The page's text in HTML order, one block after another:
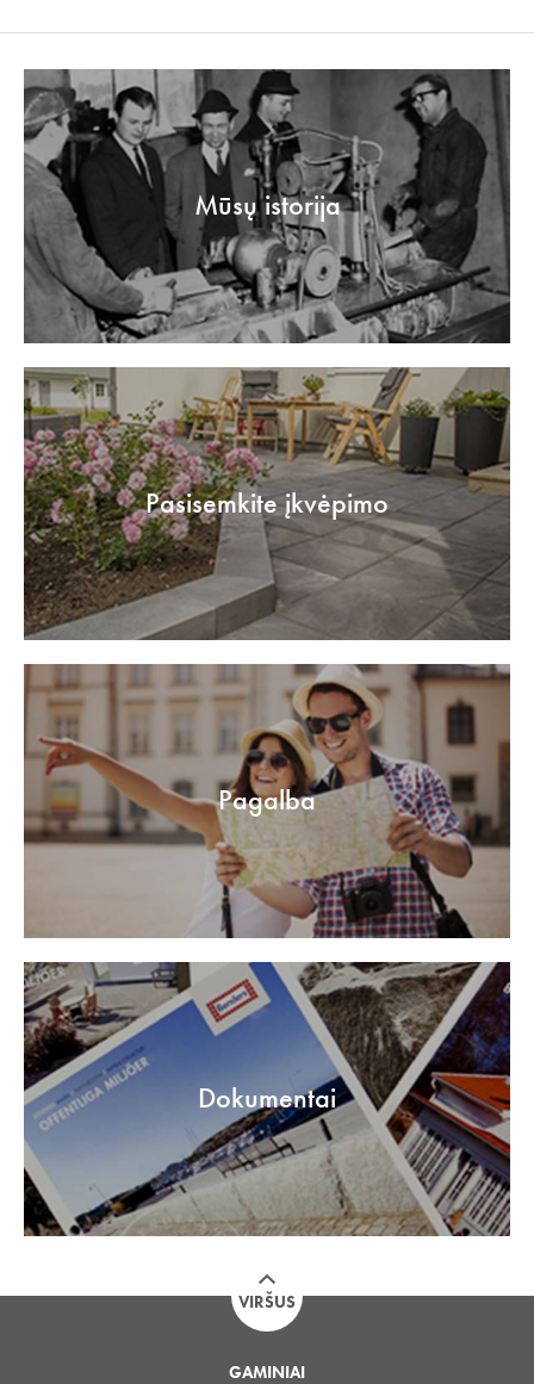
Mūsų istorija
Pasisemkite įkvėpimo
Pagalba
Dokumentai
VIRŠUS
GAMINIAI